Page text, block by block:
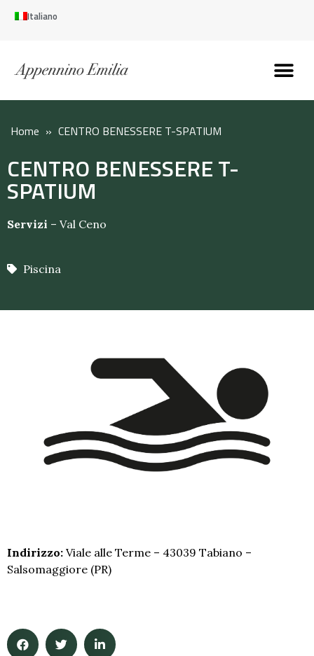
Italiano
Home » CENTRO BENESSERE T-SPATIUM
CENTRO BENESSERE T-
SPATIUM
Servizi – Val Ceno
Piscina
Indirizzo: Viale alle Terme – 43039 Tabiano –
Salsomaggiore (PR)